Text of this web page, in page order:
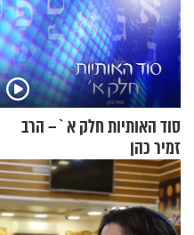
סוד האותיות חלק א`– הרב
זמיר כהן